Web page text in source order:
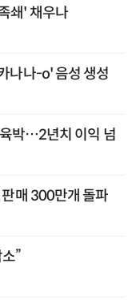
쇄' 채우나
나나-o' 음성 생성
박…2년치 이익 넘
매 300만개 돌파
”